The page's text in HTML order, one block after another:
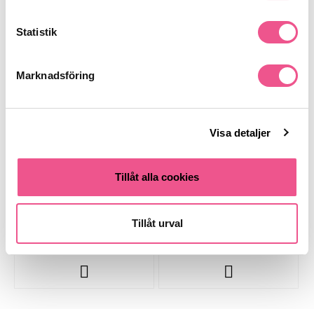
Statistik
Marknadsföring
Visa detaljer
Tillåt alla cookies
Tillåt urval
Volume Whip 200ml -
319 kr 223,30 kr
Hairmousse 250ml - Hårmousse
199 kr 169,15 kr